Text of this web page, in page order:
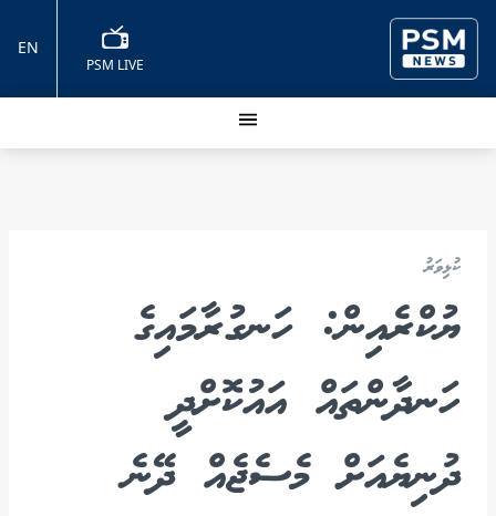
PSM LIVE
EN
ކުޅިވަރު
ޔުކްރެއިން: ހަނގުރާމައިގެ
ހަނދާންތައް އައުކޮށްދީ
ދުނިޔެއަށް މެސެޖެއް ދޭނެ